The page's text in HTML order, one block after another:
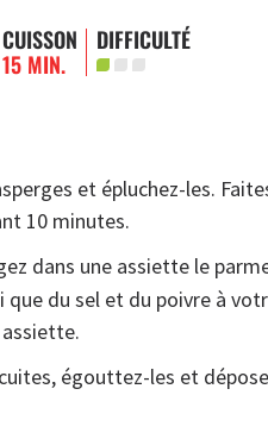
CUISSON
15 MIN.
DIFFICULTÉ
et épluchez-les.
10 minutes.
dans une assiette le
que du sel et du poivre à
égouttez-les et